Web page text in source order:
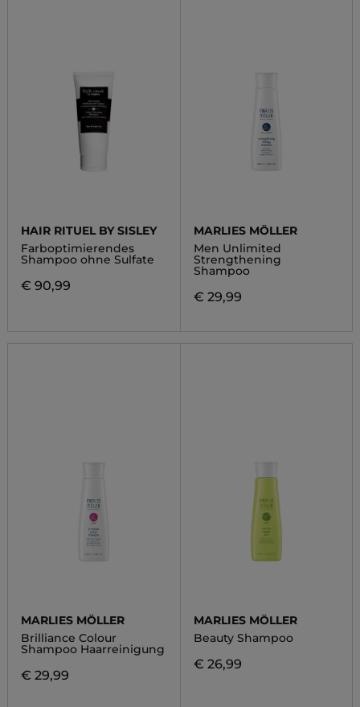
HAIR RITUEL BY SISLEY
Farboptimierendes
Shampoo ohne Sulfate
€ 90,99
MARLIES MÖLLER
Men Unlimited
Strengthening
Shampoo
€ 29,99
MARLIES MÖLLER
Brilliance Colour
Shampoo Haarreinigung
€ 29,99
MARLIES MÖLLER
Beauty Shampoo
€ 26,99